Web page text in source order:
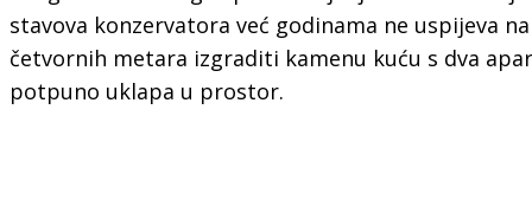
stavova konzervatora već godinama ne uspijeva
četvornih metara izgraditi kamenu kuću s dva
potpuno uklapa u prostor.